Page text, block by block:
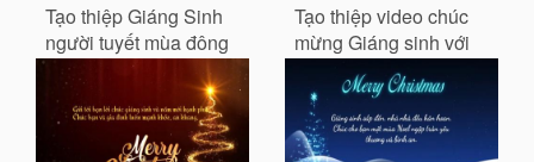
Tạo thiệp Giáng Sinh
người tuyết mùa đông
với lời chúc
Tạo thiệp video chúc
mừng Giáng sinh với
cây thông Noel